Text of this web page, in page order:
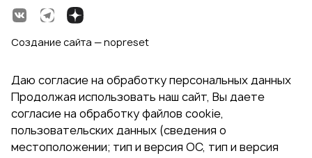
Создание сайта — nopreset
Даю согласие на обработку персональных данных
Продолжая использовать наш сайт, Вы даете
согласие на обработку файлов cookie,
пользовательских данных (сведения о
местоположении; тип и версия ОС, тип и версия